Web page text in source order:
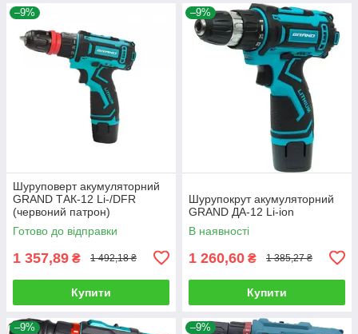
–9%
Шуруповерт акумуляторний
GRAND ТАК-12 Li-/DFR
(червоний патрон)
Готово до відправки
1 357,89 ₴ 1 492,18 ₴
Купити
–9%
Шурупокрут акумуляторний
GRAND ДА-12 Li-ion
В наявності
1 260,60 ₴ 1 385,27 ₴
Купити
–9% –9%